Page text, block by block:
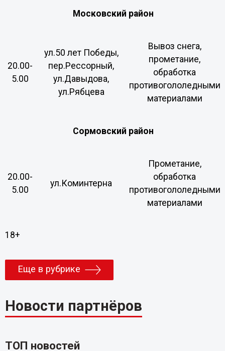
Московский район
20.00-
5.00
ул.50 лет Победы,
пер.Рессорный,
ул.Давыдова,
ул.Рябцева
Вывоз снега,
прометание,
обработка
противогололедными
материалами
Сормовский район
20.00-
5.00
ул.Коминтерна
Прометание,
обработка
противогололедными
материалами
18+
Еще в рубрике
Новости партнёров
ТОП новостей